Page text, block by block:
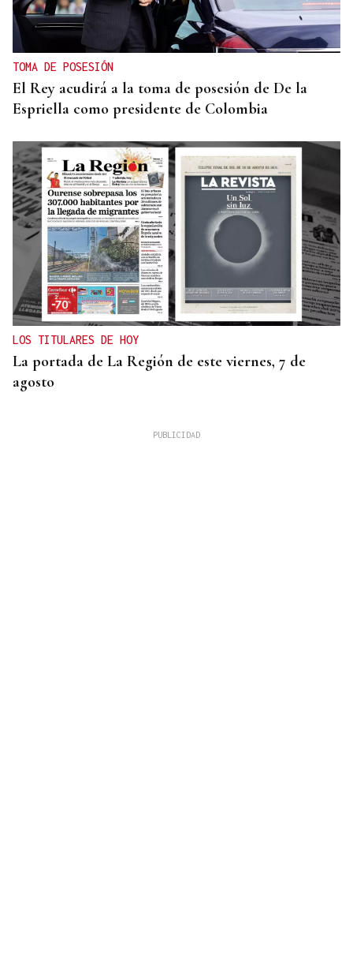
TOMA DE POSESIÓN
El Rey acudirá a la toma de posesión de De la
Espriella como presidente de Colombia
LOS TITULARES DE HOY
La portada de La Región de este viernes, 7 de
agosto